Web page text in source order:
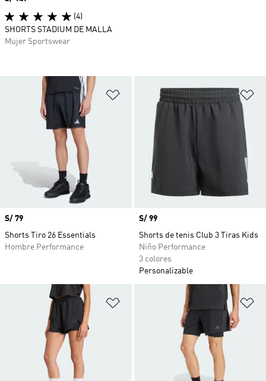
Añadir a la lista de deseos
Precio
S/ 79
Shorts Tiro 26 Essentials
Hombre Performance
Precio
S/ 99
Shorts de tenis Club 3 Tiras Kids
Niño Performance
3 colores
Personalizable
Añadir a la lista de deseos
(4)
SHORTS STADIUM DE MALLA
Mujer Sportswear